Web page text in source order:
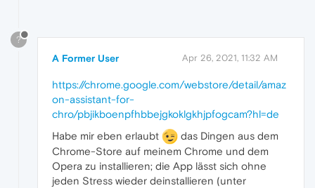
?
A Former User Apr 26, 2021, 11:32 AM
https://chrome.google.com/webstore/detail/amaz
on-assistant-for-
chro/pbjikboenpfhbbejgkoklgkhjpfogcam?hl=de
Habe mir eben erlaubt
das Dingen aus dem
Chrome-Store auf meinem Chrome und dem
Opera zu installieren; die App lässt sich ohne
jeden Stress wieder deinstallieren (unter